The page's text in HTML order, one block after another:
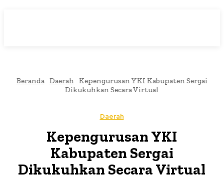
Beranda Daerah
Kepengurusan YKI Kabupaten Sergai
Dikukuhkan Secara Virtual
Daerah
Kepengurusan YKI
Kabupaten Sergai
Dikukuhkan Secara Virtual